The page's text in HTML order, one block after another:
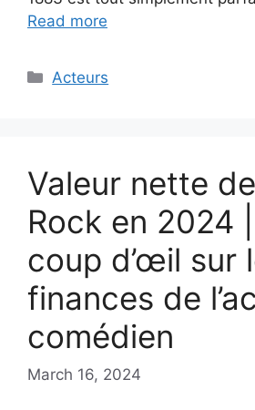
Read more
Categories
Acteurs
Valeur nette
Rock en 2024
coup d’œil sur
finances de
comédien
March 16, 2024